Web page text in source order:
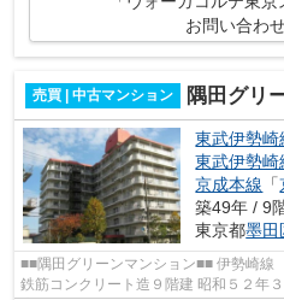
お問い合わ
売買 | 中古マンション 隅田グリ
東武伊勢崎
東武伊勢崎
京成本線 「
築49年 / 9
東京都墨田
■■隅田グリーンマンション■■ 伊勢崎線 鐘ヶ淵駅 徒歩５分 総戸数６２戸
鉄筋コンクリート造９階建 昭和５２年３月完成 ■■周辺情報■■